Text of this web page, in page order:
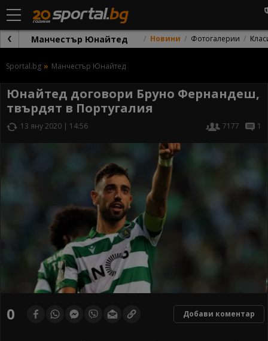
Манчестър Юнайтед Новини Фотогалерии
Sportal.bg Манчестър Юнайтед
Юнайтед договори Бруно Фернандеш,
твърдят в Португалия
13 яну 2020 | 14:56 7177 1
0 Добави коментар